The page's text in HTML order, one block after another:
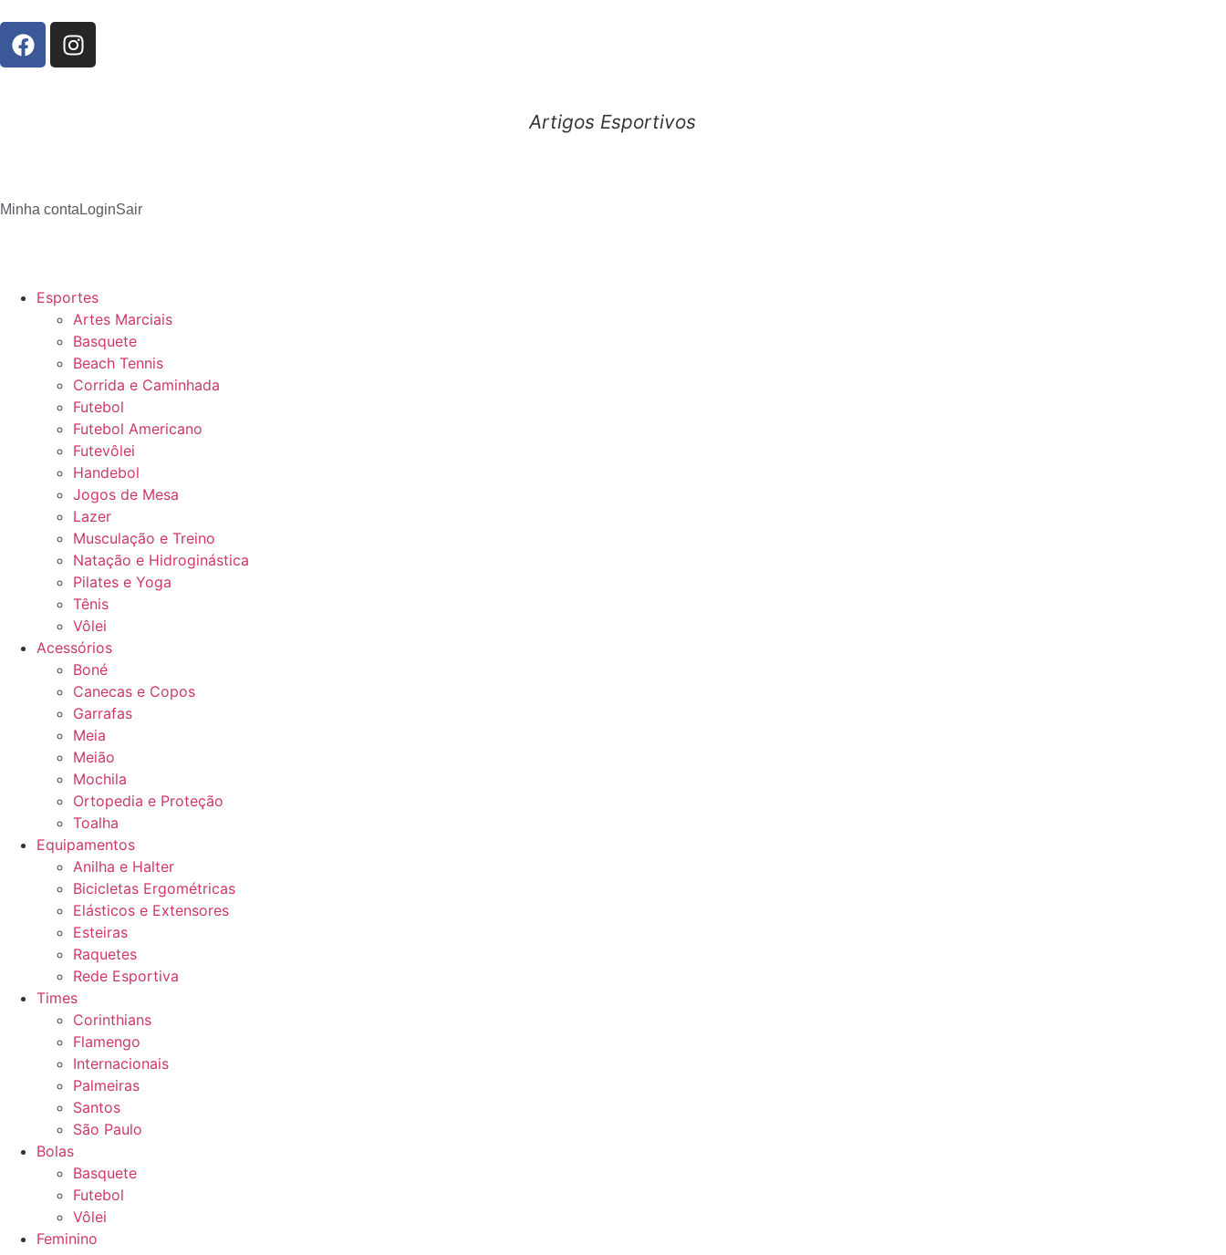
Artigos Esportivos
Minha conta LoginSair
Esportes
Artes Marciais
Basquete
Beach Tennis
Corrida e Caminhada
Futebol
Futebol Americano
Futevôlei
Handebol
Jogos de Mesa
Lazer
Musculação e Treino
Natação e Hidroginástica
Pilates e Yoga
Tênis
Vôlei
Acessórios
Boné
Canecas e Copos
Garrafas
Meia
Meião
Mochila
Ortopedia e Proteção
Toalha
Equipamentos
Anilha e Halter
Bicicletas Ergométricas
Elásticos e Extensores
Esteiras
Raquetes
Rede Esportiva
Times
Corinthians
Flamengo
Internacionais
Palmeiras
Santos
São Paulo
Bolas
Basquete
Futebol
Vôlei
Feminino